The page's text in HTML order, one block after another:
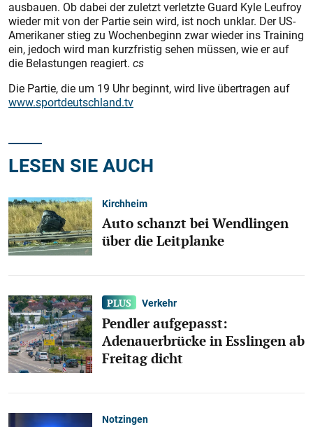
ausbauen. Ob dabei der zuletzt verletzte Guard Kyle Leufroy
wieder mit von der Partie sein wird, ist noch unklar. Der US-
Amerikaner stieg zu Wochenbeginn zwar wieder ins Training
ein, jedoch wird man kurzfristig sehen müssen, wie er auf
die Belastungen reagiert. cs
Die Partie, die um 19 Uhr beginnt, wird live übertragen auf
www.sportdeutschland.tv
LESEN SIE AUCH
Kirchheim
Auto schanzt bei Wendlingen
über die Leitplanke
Verkehr
Pendler aufgepasst:
Adenauerbrücke in Esslingen ab
Freitag dicht
Notzingen